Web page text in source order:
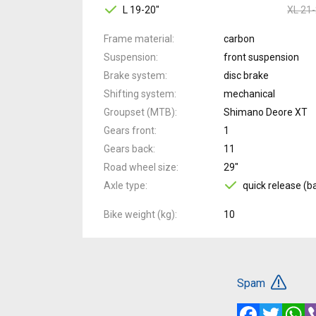
L 19-20"
XL
Frame material
carbon
Suspension
front suspension
Brake system
disc brake
Shifting system
mechanical
Groupset (MTB)
Shimano Deore XT
Gears front
1
Gears back
11
Road wheel size
29"
Axle type
quick release
Bike weight (kg) 10
Spam
FacebookTwitter